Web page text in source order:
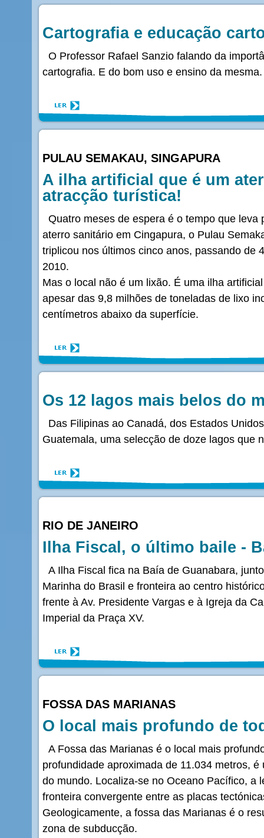
Cartografia e educação
O Professor Rafael Sanzio falando da
cartografia. E do bom uso e ensino da mesma.
PULAU SEMAKAU, SINGAPURA
A ilha artificial que é um
atracção turística!
Quatro meses de espera é o tempo que leva
aterro sanitário em Cingapura, o Pulau
triplicou nos últimos cinco anos, passando de
2010.
Mas o local não é um lixão. É uma ilha
apesar das 9,8 milhões de toneladas de lixo
centímetros abaixo da superfície.
Os 12 lagos mais belos do
Das Filipinas ao Canadá, dos Estados
Guatemala, uma selecção de doze lagos que
RIO DE JANEIRO
Ilha Fiscal, o último baile -
A Ilha Fiscal fica na Baía de Guanabara,
Marinha do Brasil e fronteira ao centro
frente à Av. Presidente Vargas e à Igreja da
Imperial da Praça XV.
FOSSA DAS MARIANAS
O local mais profundo de
A Fossa das Marianas é o local mais
profundidade aproximada de 11.034 metros,
do mundo. Localiza-se no Oceano Pacífico, a
fronteira convergente entre as placas
Geologicamente, a fossa das Marianas é o
zona de subducção.